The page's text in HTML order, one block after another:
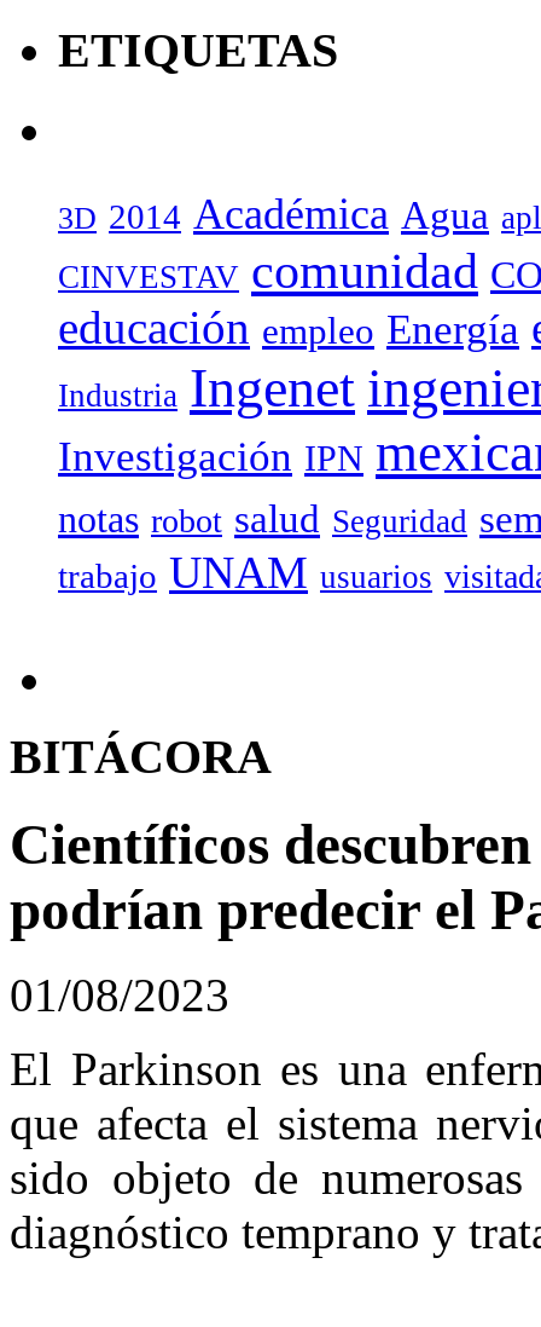
ETIQUETAS
3D 2014 Académica Agua
CINVESTAV comunidad
educación empleo Energía
Industria Ingenet
Investigación IPN
notas robot salud Seguridad
trabajo UNAM usuarios
BITÁCORA
Científicos
podrían predecir el
01/08/2023
El Parkinson es una
que afecta el sistema
sido objeto de
diagnóstico temprano y